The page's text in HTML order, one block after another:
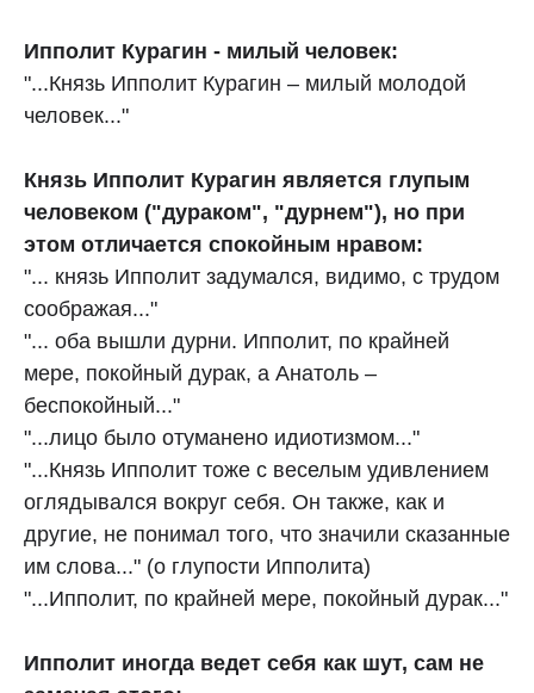
Ипполит Курагин - милый человек:
"...Князь Ипполит Курагин – милый молодой
человек..."
Князь Ипполит Курагин является глупым
человеком ("дураком", "дурнем"), но при
этом отличается спокойным нравом:
"... князь Ипполит задумался, видимо, с трудом
соображая..."
"... оба вышли дурни. Ипполит, по крайней
мере, покойный дурак, а Анатоль –
беспокойный..."
"...лицо было отуманено идиотизмом..."
"...Князь Ипполит тоже с веселым удивлением
оглядывался вокруг себя. Он также, как и
другие, не понимал того, что значили сказанные
им слова..." (о глупости Ипполита)
"...Ипполит, по крайней мере, покойный дурак..."
Ипполит иногда ведет себя как шут, сам не